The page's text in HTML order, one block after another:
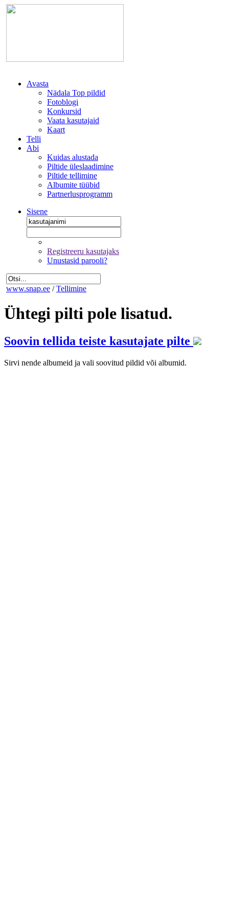
Avasta
Nädala Top pildid
Fotoblogi
Konkursid
Vaata kasutajaid
Kaart
Telli
Abi
Kuidas alustada
Piltide üleslaadimine
Piltide tellimine
Albumite tüübid
Partnerlusprogramm
Sisene
Registreeru kasutajaks
Unustasid parooli?
www.snap.ee / Tellimine
Ühtegi pilti pole lisatud.
Soovin tellida teiste kasutajate pilte
Sirvi nende albumeid ja vali soovitud pildid või albumid.